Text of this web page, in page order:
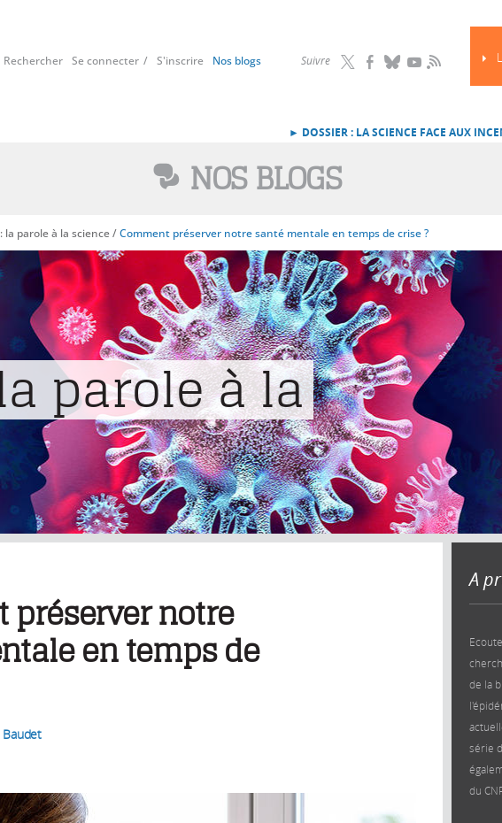
Suivre RSS
Rechercher Se connecter S'inscrire Nos blogs
► DOSSIER : LA SCIENCE FACE AUX
NOS BLOGS
la parole à la science/Comment préserver notre santé mentale en temps de crise ?
parole à la
A
de la
série
du
préserver notre
en temps de